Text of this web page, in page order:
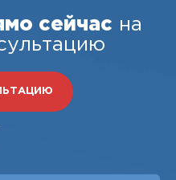
сейчас на